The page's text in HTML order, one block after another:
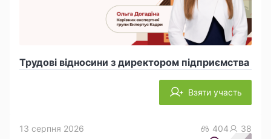
Трудові відносини з директором підприємства
Взяти участь
13 серпня 2026 404 38